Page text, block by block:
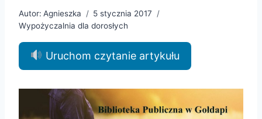
Autor: Agnieszka
5 stycznia 2017
Wypożyczalnia dla dorosłych
Uruchom czytanie artykułu